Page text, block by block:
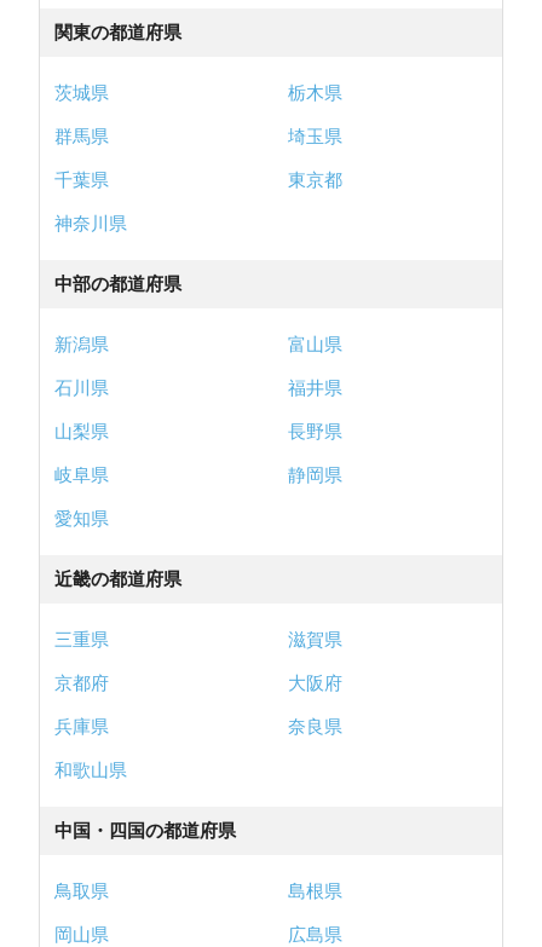
関東の都道府県
茨城県
栃木県
群馬県
埼玉県
千葉県
東京都
神奈川県
中部の都道府県
新潟県
富山県
石川県
福井県
山梨県
長野県
岐阜県
静岡県
愛知県
近畿の都道府県
三重県
滋賀県
京都府
大阪府
兵庫県
奈良県
和歌山県
中国・四国の都道府県
鳥取県
島根県
岡山県
広島県